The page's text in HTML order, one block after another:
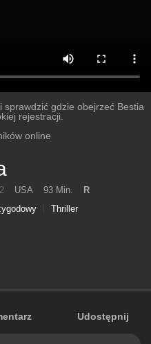
gdzie obejrzeć Bestia
rejestracji.
online
USA 93 Min.
R
Thriller
Udostępnij